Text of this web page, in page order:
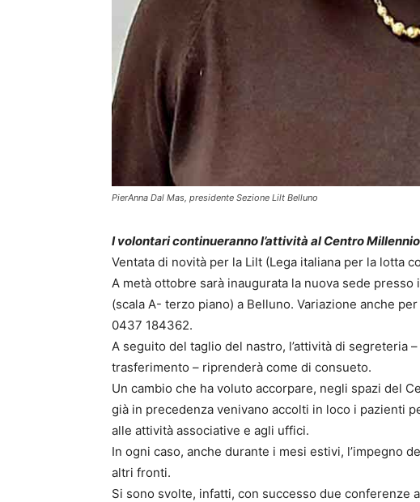
PierAnna Dal Mas, presidente Sezione Lilt Belluno
I volontari continueranno l’attività al Centro
Ventata di novità per la Lilt (Lega italiana per la lotta
A metà ottobre sarà inaugurata la nuova sede
(scala A- terzo piano) a Belluno. Variazione anche
0437 184362.
A seguito del taglio del nastro, l’attività di segreteria
trasferimento – riprenderà come di consueto.
Un cambio che ha voluto accorpare, negli spazi del
già in precedenza venivano accolti in loco i pazienti
alle attività associative e agli uffici.
In ogni caso, anche durante i mesi estivi, l’impegno
altri fronti.
Si sono svolte, infatti, con successo due conferenze